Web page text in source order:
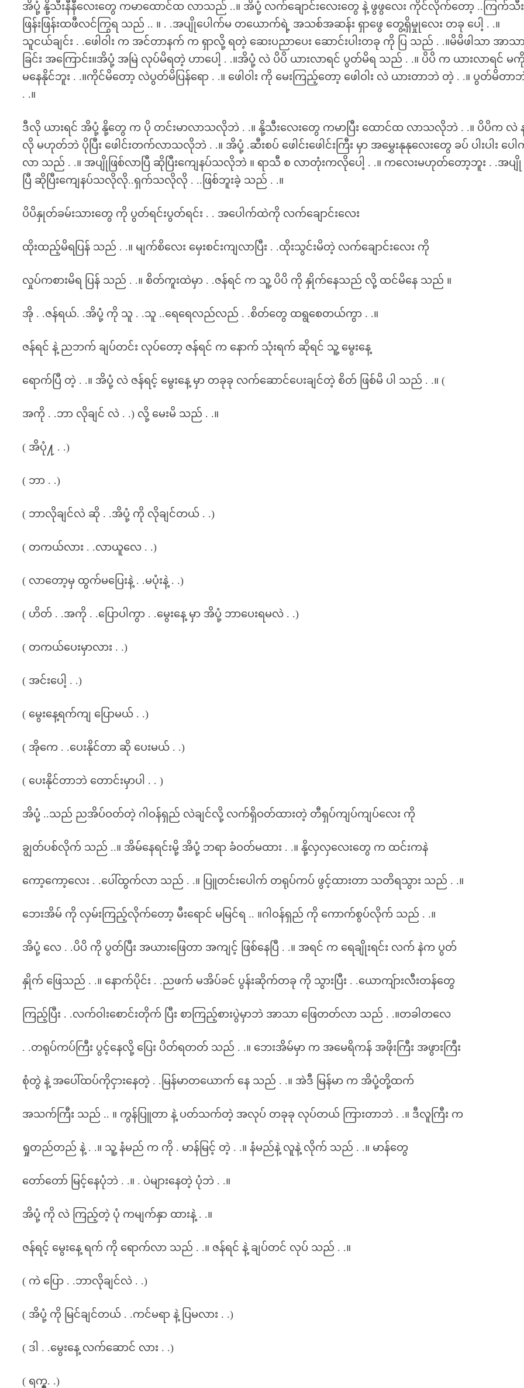
အိပုံ့ နို့သီးနီနီလေးတွေ ကမာထောင်ထ လာသည် ..။ အိပုံ့ လက်ချောင်းလေးတွေ နဲ့ ဖွဖွလေး ကိုင်လိုက်တော့ ..ကြက်သီး
ဖြန်းဖြန်းထဖီလင်ကြွရ သည် .. ။ . .အပျိုပေါက်မ တယောက်ရဲ့ အသစ်အဆန်း ရှာဖွေ တွေ့ရှိမှုုလေး တခု ပေါ့ . .။
သူငယ်ချင်း . .ဖေါဝါး က အင်တာနက် က ရှာလို့ ရတဲ့ ဆေးပညာပေး ဆောင်းပါးတခု ကို ပြ သည် . .။မိမိဖါသာ အာသာ
ခြင်း အကြောင်း။အိပုံ့ အမြဲ လုပ်မိရတဲ့ ဟာပေါ့ . .။အိပုံ့ လဲ ပိပိ ယားလာရင် ပွတ်မိရ သည် . .။ ပိပိ က ယားလာရင်
မနေနိုင်ဘူး . .။ကိုင်မိတော့ လဲပွတ်မိပြန်ရော . .။ ဖေါဝါး ကို မေးကြည့်တော့ ဖေါဝါး လဲ ယားတာဘဲ တဲ့ . .။ ပွတ်မိတ
. .။
ဒီလို ယားရင် အိပုံ့ နို့တွေ က ပို တင်းမာလာသလိုဘဲ . .။ နို့သီးလေးတွေ ကမာပြီး ထောင်ထ လာသလိုဘဲ . .။ ပိပိက လဲ
လို မဟုတ်ဘဲ ပိုပြီး ဖေါင်းတက်လာသလိုဘဲ . .။ အိပုံ့ .ဆီးစပ် ဖေါင်းဖေါင်းကြီး မှာ အမွှေးနုနုလေးတွေ ခပ် ပါးပါး ပေ
လာ သည် . .။ အပျိုဖြစ်လာပြီ ဆိုပြီးကျေနပ်သလိုဘဲ ။ ရာသီ စ လာတုံးကလိုပေါ့ . .။ ကလေးမဟုတ်တော့ဘူး . .အပျို
ပြီ ဆိုပြီးကျေနပ်သလိုလို..ရှက်သလိုလို . ..ဖြစ်ဘူးခဲ့ သည် . .။
ပိပိနှုတ်ခမ်းသားတွေ ကို ပွတ်ရင်းပွတ်ရင်း . . အပေါက်ထဲကို လက်ချောင်းလေး
ထိုးထည့်မိရပြန် သည် . .။ မျက်စိလေး မှေးစင်းကျလာပြီး . .ထိုးသွင်းမိတဲ့ လက်ချောင်းလေး ကို
လှုပ်ကစားမိရ ပြန် သည် . .။ စိတ်ကူးထဲမှာ . .ဇန်ရင် က သူ့ ပိပိ ကို နှိုက်နေသည် လို့ ထင်မိနေ သည် ။
အို . .ဇန်ရယ်. .အိပုံ့ ကို သူ . .သူ ..ရေရေလည်လည် . .စိတ်တွေ ထရွစေတယ်ကွာ . .။
ဇန်ရင် နဲ့ ညဘက် ချပ်တင်း လုပ်တော့ ဇန်ရင် က နောက် သုံးရက် ဆိုရင် သူ့ မွေးနေ့
ရောက်ပြီ တဲ့ . .။ အိပုံ့ လဲ ဇန်ရင့် မွေးနေ့ မှာ တခုခု လက်ဆောင်ပေးချင်တဲ့ စိတ် ဖြစ်မိ ပါ သည် . .။ (
အကို . .ဘာ လိုချင် လဲ . .) လို့ မေးမိ သည် . .။
( အိပုံ႔ . .)
( ဘာ . .)
( ဘာလိုချင်လဲ ဆို . .အိပုံ့ ကို လိုချင်တယ် . .)
( တကယ်လား . .လာယူလေ . .)
( လာတော့မှ ထွက်မပြေးနဲ့ . .မပုံးနဲ့ . .)
( ဟိတ် . .အကို . .ပြောပါကွာ . .မွေးနေ့ မှာ အိပုံ့ ဘာပေးရမလဲ . .)
( တကယ်ပေးမှာလား . .)
( အင်းပေါ့ . .)
( မွေးနေ့ရက်ကျ ပြောမယ် . .)
( အိုကေ . .ပေးနိုင်တာ ဆို ပေးမယ် . .)
( ပေးနိုင်တာဘဲ တောင်းမှာပါ . . )
အိပုံ့ ..သည် ညအိပ်ဝတ်တဲ့ ဂါဝန်ရှည် လဲချင်လို့ လက်ရှိဝတ်ထားတဲ့ တီရှပ်ကျပ်ကျပ်လေး ကို
ချွတ်ပစ်လိုက် သည် ..။ အိမ်နေရင်းမို့ အိပုံ့ ဘရာ ခံဝတ်မထား . .။ နို့လှလှလေးတွေ က ထင်းကနဲ
ကော့ကော့လေး . .ပေါ်ထွက်လာ သည် . .။ ပြူတင်းပေါက် တရုပ်ကပ် ဖွင့်ထားတာ သတိရသွား သည် . .။
ဘေးအိမ် ကို လှမ်းကြည့်လိုက်တော့ မီးရောင် မမြင်ရ .. ။ဂါဝန်ရှည် ကို ကောက်စွပ်လိုက် သည် . .။
အိပုံ့ လေ . .ပိပိ ကို ပွတ်ပြီး အယားဖြေတာ အကျင့် ဖြစ်နေပြီ . .။ အရင် က ရေချိုးရင်း လက် နဲက ပွတ်
နှိုက် ဖြေသည် . .။ နောက်ပိုင်း . .ညဖက် မအိပ်ခင် ပွန်းဆိုက်တခု ကို သွားပြီး . .ယောကျ်ားလီးတန်တွေ
ကြည့်ပြီး . .လက်ဝါးစောင်းတိုက် ပြီး စာကြည့်စားပွဲမှာဘဲ အာသာ ဖြေတတ်လာ သည် . .။တခါတလေ
. .တရုပ်ကပ်ကြီး ပွင့်နေလို့ ပြေး ပိတ်ရတတ် သည် . .။ ဘေးအိမ်မှာ က အမေရိကန် အဖိုးကြီး အဖွားကြီး
စုံတွဲ နဲ့ အပေါ်ထပ်ကိုငှားနေတဲ့ . .မြန်မာတယောက် နေ သည် . .။ အဲဒီ မြန်မာ က အိပုံ့တို့ထက်
အသက်ကြီး သည် .. ။ ကွန်ပြူတာ နဲ့ ပတ်သက်တဲ့ အလုပ် တခုခု လုပ်တယ် ကြားတာဘဲ . .။ ဒီလူကြီး က
ရှုတည်တည် နဲ့ . .။ သူ့ နံမည် က ကို . မာန်မြင့် တဲ့ . .။ နံမည်နဲ့ လူနဲ့ လိုက် သည် . .။ မာန်တွေ
တော်တော် မြင့်နေပုံဘဲ . .။ . ပဲများနေတဲ့ ပုံဘဲ . .။
အိပုံ့ ကို လဲ ကြည့်တဲ့ ပုံ ကမျက်နှာ ထားနဲ့ . .။
ဇန်ရင့် မွေးနေ့ ရက် ကို ရောက်လာ သည် . .။ ဇန်ရင် နဲ့ ချပ်တင် လုပ် သည် . .။
( ကဲ ပြော . .ဘာလိုချင်လဲ . .)
( အိပုံ့ ကို မြင်ချင်တယ် . .ကင်မရာ နဲ့ ပြမလား . .)
( ဒါ . .မွေးနေ့ လက်ဆောင် လား . .)
( ရက္စ္. .)